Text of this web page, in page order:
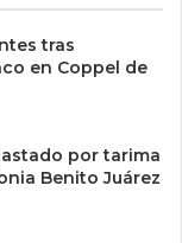
tras
en Coppel de
por tarima
Benito Juárez